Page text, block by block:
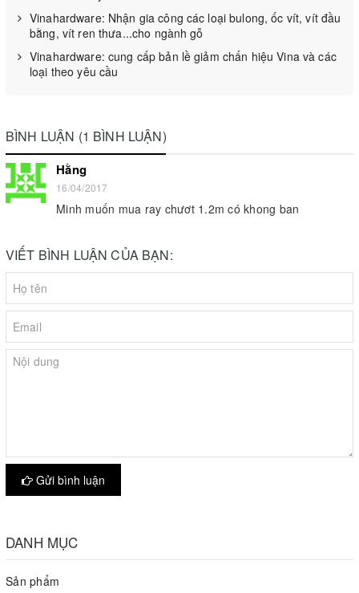
Vinahardware: Nhận gia công các loại bulong, ốc vít, vít đầu
bằng, vít ren thưa...cho ngành gỗ
Vinahardware: cung cấp bản lề giảm chấn hiệu Vina và các
loại theo yêu cầu
BÌNH LUẬN (1 BÌNH LUẬN)
Hằng
16/04/2017
Minh muốn mua ray chươt 1.2m có khong ban
VIẾT BÌNH LUẬN CỦA BẠN:
Gửi bình luận
DANH MỤC
Sản phẩm